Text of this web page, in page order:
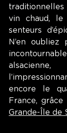
vin chaud, le
senteurs
N’en oubliez
encore le
France,
Grande-Île de